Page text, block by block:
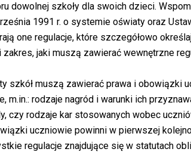
dowolnej szkoły dla swoich dzieci.
1991 r. o systemie oświaty oraz
one regulacje, które szczegółowo
jaki muszą zawierać wewnętrzne
szkół muszą zawierać prawa i obowiązki
m.in.: rodzaje nagród i warunki ich
czy rodzaje kar stosowanych wobec
uczniowie powinni w pierwszej
regulacje znajdujące się w statutach